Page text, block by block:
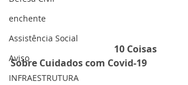
enchente
Assistência Social
Aviso
INFRAESTRUTURA
Sobre Cuidados com Covid-19